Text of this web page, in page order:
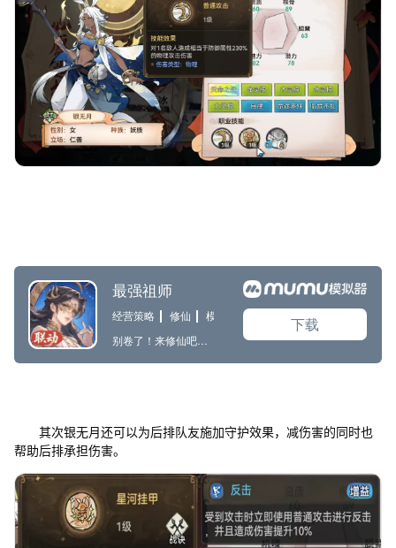
其次银无月还可以为后排队友施加守护效果，减伤害的同时也
帮助后排承担伤害。